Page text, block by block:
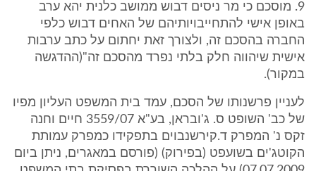
9. מוסכם כי מר ניסים דבוש ממושב כלנית יהא ערב
באופן אישי להתחייבויותיהם של האחים דבוש כלפי
החברה בהסכם זה, ולצורך זאת יחתום על כתב ערבות
אישית שיהווה חלק בלתי נפרד מהסכם זה"(ההדגשה
במקור).
לעניין פרשנותו של הסכם, עמד בית המשפט העליון מפיו
של כב' השופט ס. ג'ובראן, בע"א 3559/07 חיים וחנה
זקס נ' המפרק ד.קירשנבוים בתפקידו כמפרק עמותת
הקוטג'ים בשועפט (בפירוק) (פורסם במאגרים, ניתן ביום